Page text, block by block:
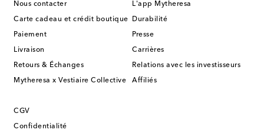
Nous contacter
Carte cadeau et crédit boutique
Paiement
Livraison
Retours & Échanges
Mytheresa x Vestiaire Collective
L'app Mytheresa
Durabilité
Presse
Carrières
Relations avec les investisseurs
Affiliés
CGV
Confidentialité